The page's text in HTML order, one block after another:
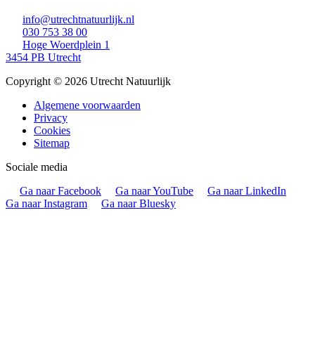
info@utrechtnatuurlijk.nl
030 753 38 00
Hoge Woerdplein 1
3454 PB Utrecht
Copyright © 2026 Utrecht Natuurlijk
Algemene voorwaarden
Privacy
Cookies
Sitemap
Sociale media
Ga naar Facebook
Ga naar YouTube
Ga naar LinkedIn
Ga naar Instagram
Ga naar Bluesky